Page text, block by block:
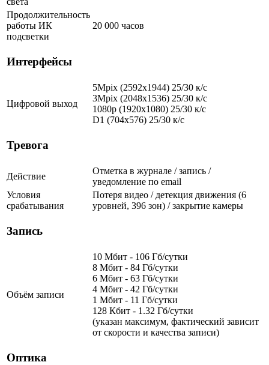
Продолжительность
работы ИК
подсветки
20 000 часов
Интерфейсы
Цифровой выход
5Mpix (2592х1944) 25/30 к/с
3Mpix (2048x1536) 25/30 к/с
1080p (1920х1080) 25/30 к/с
D1 (704x576) 25/30 к/с
Тревога
Действие
Отметка в журнале / запись /
уведомление по email
Условия
срабатывания
Потеря видео / детекция движения (6
уровней, 396 зон) / закрытие камеры
Запись
Объём записи
10 Мбит - 106 Гб/сутки
8 Мбит - 84 Гб/сутки
6 Мбит - 63 Гб/сутки
4 Мбит - 42 Гб/сутки
1 Мбит - 11 Гб/сутки
128 Кбит - 1.32 Гб/сутки
(указан максимум, фактический зависит
от скорости и качества записи)
Оптика